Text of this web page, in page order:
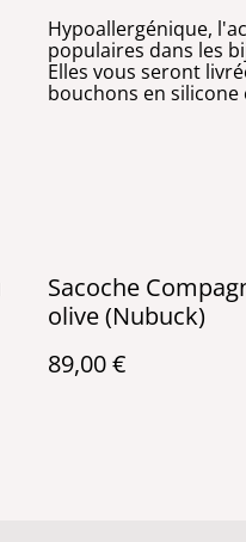
Hypoallergénique,
populaires dans les
Elles vous seront
bouchons en silicone
Sacoche
olive (Nubuck)
89,00 €